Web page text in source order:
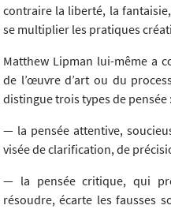
contraire la liberté, la
se multiplier les pratiques
Matthew Lipman lui-même a
de l’œuvre d’art ou du
distingue trois types de pensée :
— la pensée attentive,
visée de clarification, de
— la pensée critique, qui
résoudre, écarte les fausses